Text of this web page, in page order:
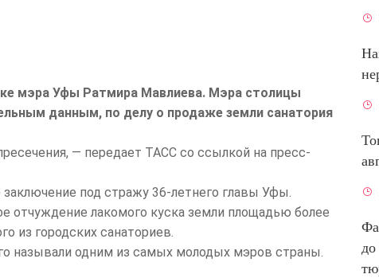
мэра Уфы Ратмира Мавлиева. Мэра столицы
данным, по делу о продаже земли санатория
— передает ТАСС со ссылкой на пресс-
под стражу 36-летнего главы Уфы.
отчуждение лакомого куска земли площадью более
из городских санаториев.
называли одним из самых молодых мэров страны.
до